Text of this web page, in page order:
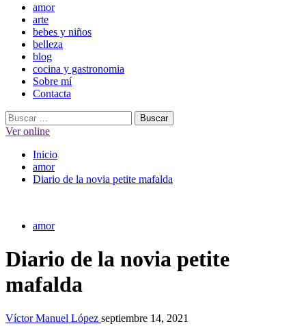
Menú
principal
amor
arte
bebes y niños
belleza
blog
cocina y gastronomia
Sobre mí
Contacta
Buscar:
Ver online
Inicio
amor
Diario de la novia petite mafalda
amor
Diario de la novia petite
mafalda
Víctor Manuel López septiembre 14, 2021